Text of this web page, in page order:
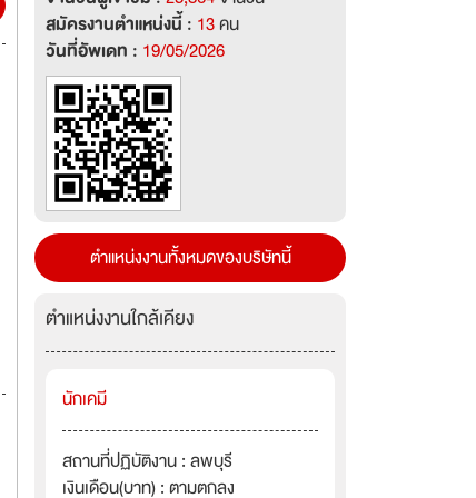
สมัครงานตำแหน่งนี้ : 13คน
วันที่อัพเดท : 19/05/2026
ตำแหน่งงานทั้งหมดของบริษัทนี้
ตำแหน่งงานใกล้เคียง
นักเคมี
สถานที่ปฏิบัติงาน : ลพบุรี
เงินเดือน(บาท) : ตามตกลง